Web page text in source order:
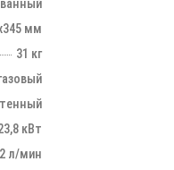
мм
31 кг
кВт
л/мин